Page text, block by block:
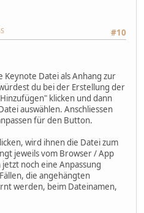
#10
Keynote Datei als Anhang zur
du bei der Erstellung der
klicken und dann
auswählen. Anschliessen
für den Button.
wird ihnen die Datei zum
jeweils vom Browser / App
noch eine Anpassung
die angehängten
werden, beim Dateinamen,